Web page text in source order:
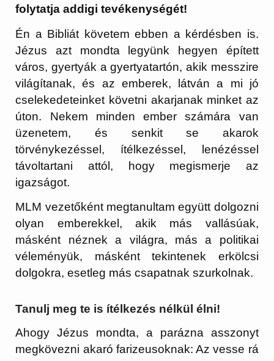
folytatja addigi tevékenységét!
Én a Bibliát követem ebben a kérdésben is.
Jézus azt mondta legyünk hegyen épített
város, gyertyák a gyertyatartón, akik messzire
világítanak, és az emberek, látván a mi jó
cselekedeteinket követni akarjanak minket az
úton. Nekem minden ember számára van
üzenetem, és senkit se akarok
törvénykezéssel, ítélkezéssel, lenézéssel
távoltartani attól, hogy megismerje az
igazságot.
MLM vezetőként megtanultam együtt dolgozni
olyan emberekkel, akik más vallásúak,
másként néznek a világra, más a politikai
véleményük, másként tekintenek erkölcsi
dolgokra, esetleg más csapatnak szurkolnak.
Tanulj meg te is ítélkezés nélkül élni!
Ahogy Jézus mondta, a parázna asszonyt
megkövezni akaró farizeusoknak: Az vesse rá